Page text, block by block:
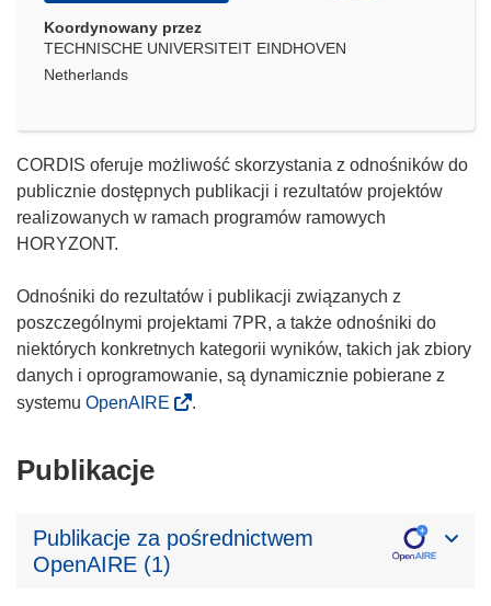
Koordynowany przez
TECHNISCHE UNIVERSITEIT EINDHOVEN
Netherlands
CORDIS oferuje możliwość skorzystania z odnośników do
publicznie dostępnych publikacji i rezultatów projektów
realizowanych w ramach programów ramowych
HORYZONT.
Odnośniki do rezultatów i publikacji związanych z
poszczególnymi projektami 7PR, a także odnośniki do
niektórych konkretnych kategorii wyników, takich jak zbiory
danych i oprogramowanie, są dynamicznie pobierane z
systemu OpenAIRE .
Publikacje
Publikacje za pośrednictwem
OpenAIRE (1)